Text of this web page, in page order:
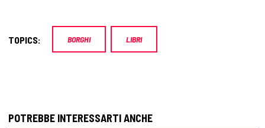
TOPICS: BORGHI LIBRI
POTREBBE INTERESSARTI ANCHE